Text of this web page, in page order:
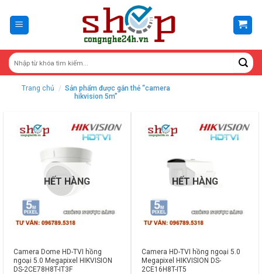
content
Trang chủ / Sản phẩm được gắn thẻ “camera
hikvision 5m”
HẾT HÀNG
Camera Dome HD-TVI hồng
ngoại 5.0 Megapixel HIKVISION
DS-2CE78H8T-IT3F
HẾT HÀNG
Camera HD-TVI hồng ngoại 5.0
Megapixel HIKVISION DS-
2CE16H8T-IT5